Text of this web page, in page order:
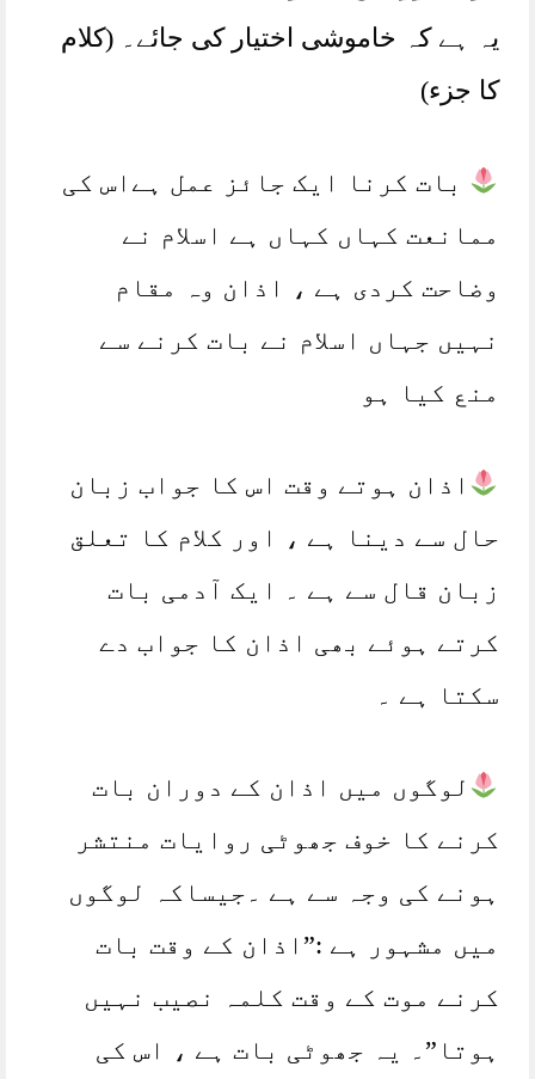
یہ ہے کہ خاموشی اختیار کی جائے۔ (کلام
کا جزء)
بات کرنا ایک جائز عمل ہےاس کی
ممانعت کہاں کہاں ہے اسلام نے
وضاحت کردی ہے ، اذان وہ مقام
نہیں جہاں اسلام نے بات کرنے سے
منع کیا ہو
اذان ہوتے وقت اس کا جواب زبان
حال سے دینا ہے ، اور کلام کا تعلق
زبان قال سے ہے ۔ ایک آدمی بات
کرتے ہوئے بھی اذان کا جواب دے
سکتا ہے ۔
لوگوں میں اذان کے دوران بات
کرنے کا خوف جھوٹی روایات منتشر
ہونے کی وجہ سے ہے ۔جیساکہ لوگوں
میں مشہور ہے :”اذان کے وقت بات
کرنے موت کے وقت کلمہ نصیب نہیں
ہوتا”۔ یہ جھوٹی بات ہے ، اس کی